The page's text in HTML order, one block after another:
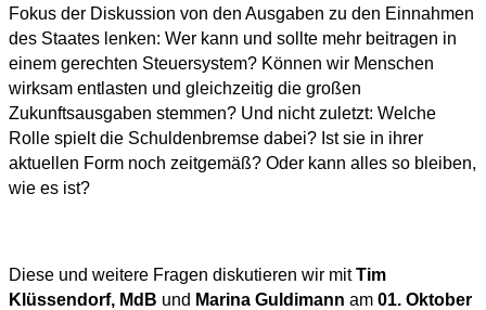
Fokus der Diskussion von den Ausgaben zu den Einnahmen
des Staates lenken: Wer kann und sollte mehr beitragen in
einem gerechten Steuersystem? Können wir Menschen
wirksam entlasten und gleichzeitig die großen
Zukunftsausgaben stemmen? Und nicht zuletzt: Welche
Rolle spielt die Schuldenbremse dabei? Ist sie in ihrer
aktuellen Form noch zeitgemäß? Oder kann alles so bleiben,
wie es ist?
Diese und weitere Fragen diskutieren wir mitTim
Klüssendorf, MdB und Marina Guldimann am 01. Oktober